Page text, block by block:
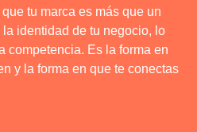
tu marca es más que un
identidad de tu negocio, lo
competencia. Es la forma en
y la forma en que te conectas